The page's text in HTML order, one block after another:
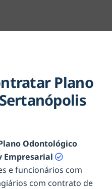
Plano
Odontológico
Empresarial
e funcionários com
com contrato de